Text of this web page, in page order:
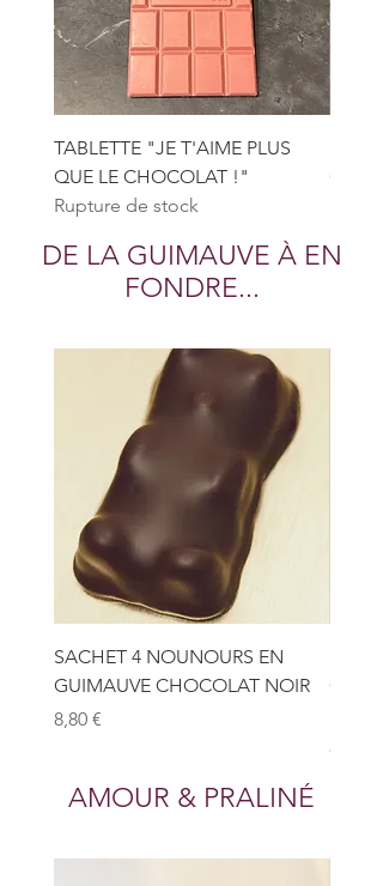
TABLETTE "JE T'AIME PLUS
QUE LE CHOCOLAT !"
Rupture de stock
DE LA GUIMAUVE À EN
FONDRE...
SACHET 4 NOUNOURS EN
GUIMAUVE CHOCOLAT NOIR
Prix
8,80 €
Prix
8,80 €
AMOUR & PRALINÉ